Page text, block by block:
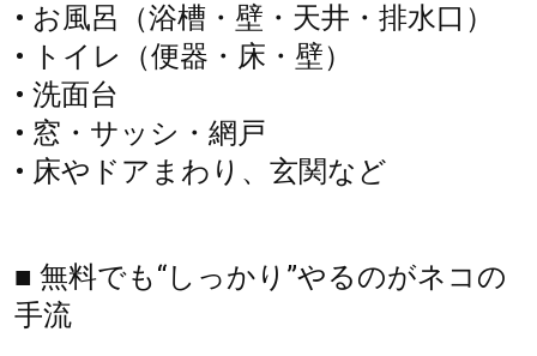
• お風呂（浴槽・壁・天井・排水口）
• トイレ（便器・床・壁）
• 洗面台
• 窓・サッシ・網戸
• 床やドアまわり、玄関など
■ 無料でも“しっかり”やるのがネコの
手流